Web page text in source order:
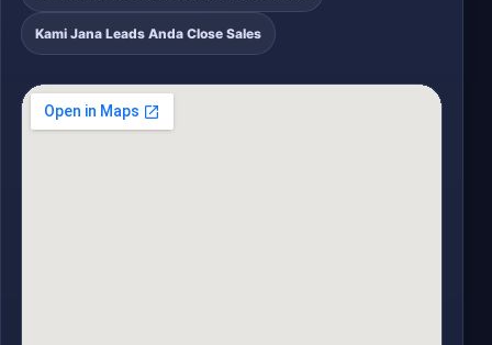
Kami Jana Leads Anda Close Sales